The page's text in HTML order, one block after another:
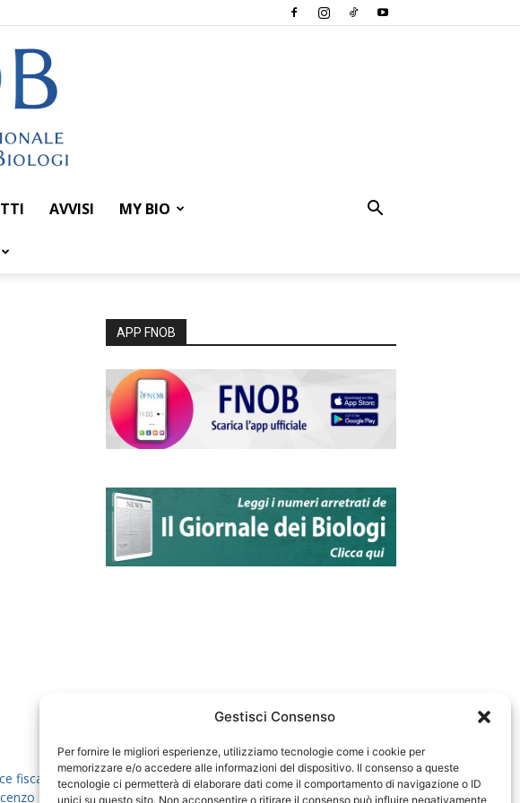
Gestisci Consenso
Per fornire le migliori esperienze, utilizziamo tecnologie come i cookie per
memorizzare e/o accedere alle informazioni del dispositivo. Il consenso a queste
tecnologie ci permetterà di elaborare dati come il comportamento di navigazione o ID
unici su questo sito. Non acconsentire o ritirare il consenso può influire negativamente
AVVISI MY BIO
APP FNOB
fiscale 80069130583
D'Anna